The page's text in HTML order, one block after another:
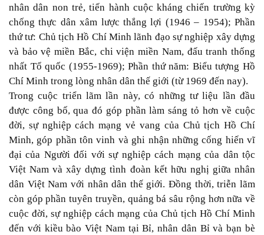
nhân dân non trẻ, tiến hành cuộc kháng chiến trường kỳ
chống thực dân xâm lược thắng lợi (1946 – 1954); Phần
thứ tư: Chủ tịch Hồ Chí Minh lãnh đạo sự nghiệp xây dựng
và bảo vệ miền Bắc, chi viện miền Nam, đấu tranh thống
nhất Tổ quốc (1955-1969); Phần thứ năm: Biểu tượng Hồ
Chí Minh trong lòng nhân dân thế giới (từ 1969 đến nay).
Trong cuộc triển lãm lần này, có những tư liệu lần đầu
được công bố, qua đó góp phần làm sáng tỏ hơn về cuộc
đời, sự nghiệp cách mạng vẻ vang của Chủ tịch Hồ Chí
Minh, góp phần tôn vinh và ghi nhận những cống hiến vĩ
đại của Người đối với sự nghiệp cách mạng của dân tộc
Việt Nam và xây dựng tình đoàn kết hữu nghị giữa nhân
dân Việt Nam với nhân dân thế giới. Đồng thời, triễn lãm
còn góp phần tuyên truyền, quảng bá sâu rộng hơn nữa về
cuộc đời, sự nghiệp cách mạng của Chủ tịch Hồ Chí Minh
đến với kiều bào Việt Nam tại Bỉ, nhân dân Bỉ và bạn bè